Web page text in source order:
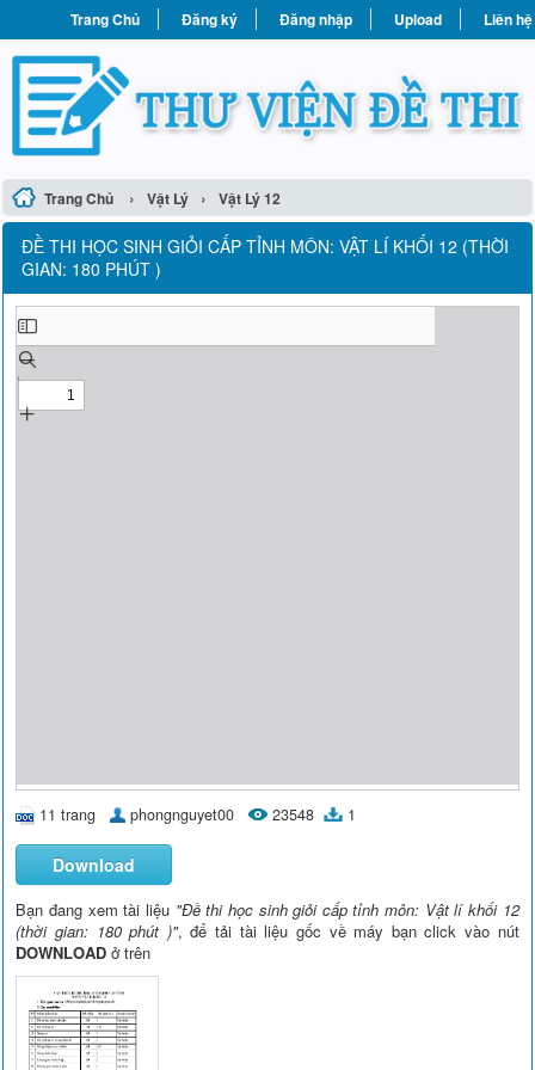
Trang Chủ Đăng ký Đăng nhập Upload Liên hệ
Trang Chủ › Vật Lý › Vật Lý 12
ĐỀ THI HỌC SINH GIỎI CẤP TỈNH MÔN: VẬT LÍ KHỐI 12 (THỜI
GIAN: 180 PHÚT )
11 trang phongnguyet00 23548 1
Download
Bạn đang xem tài liệu "Đề thi học sinh giỏi cấp tỉnh môn: Vật lí khối 12
(thời gian: 180 phút )", để tải tài liệu gốc về máy bạn click vào nút
DOWNLOAD ở trên